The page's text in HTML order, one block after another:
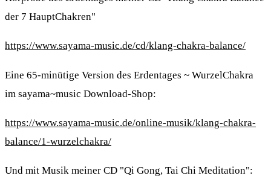
der 7 HauptChakren"
https://www.sayama-music.de/cd/klang-chakra-balance/
Eine 65-minütige Version des Erdentages ~ WurzelChakra
im sayama~music Download-Shop:
https://www.sayama-music.de/online-musik/klang-chakra-
balance/1-wurzelchakra/
Und mit Musik meiner CD "Qi Gong, Tai Chi Meditation":